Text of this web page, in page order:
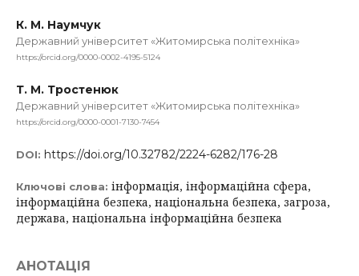
К. М. Наумчук
Державний університет «Житомирська політехніка»
https://orcid.org/0000-0002-4195-5124
Т. М. Тростенюк
Державний університет «Житомирська політехніка»
https://orcid.org/0000-0001-7130-7454
DOI: https://doi.org/10.32782/2224-6282/176-28
Ключові слова: інформація, інформаційна сфера,
інформаційна безпека, національна безпека, загроза,
держава, національна інформаційна безпека
АНОТАЦІЯ